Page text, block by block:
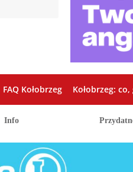
FAQ Kołobrzeg Kołobrzeg:
Info